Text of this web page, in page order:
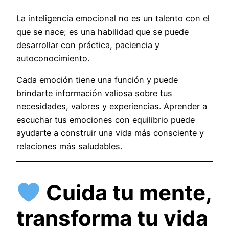
La inteligencia emocional no es un talento con el
que se nace; es una habilidad que se puede
desarrollar con práctica, paciencia y
autoconocimiento.
Cada emoción tiene una función y puede
brindarte información valiosa sobre tus
necesidades, valores y experiencias. Aprender a
escuchar tus emociones con equilibrio puede
ayudarte a construir una vida más consciente y
relaciones más saludables.
Cuida tu mente,
transforma tu vida